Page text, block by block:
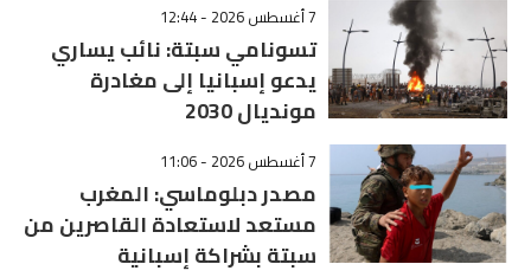
7 أغسطس 2026 - 12:44
تسونامي سبتة: نائب يساري
يدعو إسبانيا إلى مغادرة
مونديال 2030
7 أغسطس 2026 - 11:06
مصدر دبلوماسي: المغرب
مستعد لاستعادة القاصرين من
سبتة بشراكة إسبانية